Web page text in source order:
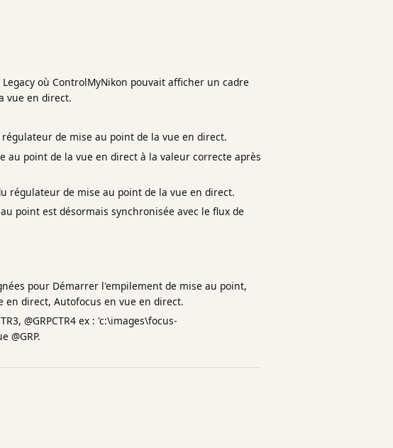
où ControlMyNikon pouvait afficher un cadre
vue en direct.
de mise au point de la vue en direct.
au point de la vue en direct à la valeur correcte après
régulateur de mise au point de la vue en direct.
point est désormais synchronisée avec le flux de
pour Démarrer l'empilement de mise au point,
direct, Autofocus en vue en direct.
@GRPCTR4 ex : 'c:\images\focus-
@GRP.